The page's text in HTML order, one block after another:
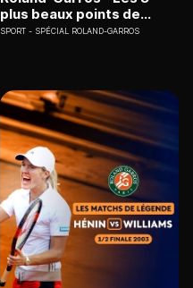
plus beaux points de...
SPORT SPÉCIAL ROLAND-GARROS